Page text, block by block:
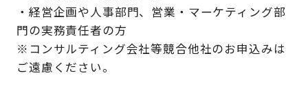
・経営企画や人事部門、営業・マーケティング部
門の実務責任者の方
※コンサルティング会社等競合他社のお申込みは
ご遠慮ください。